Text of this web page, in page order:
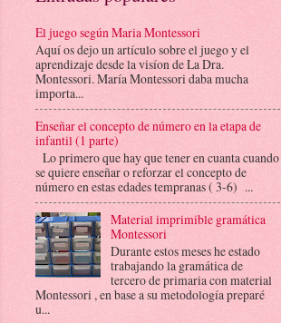
El juego según Maria Montessori
Aquí os dejo un artículo sobre el juego y el
aprendizaje desde la visíon de La Dra.
Montessori. María Montessori daba mucha
importa...
Enseñar el concepto de número en la etapa de
infantil (1 parte)
Lo primero que hay que tener en cuanta cuando
se quiere enseñar o reforzar el concepto de
número en estas edades tempranas ( 3-6) ...
Material imprimible gramática
Montessori
Durante estos meses he estado
trabajando la gramática de
tercero de primaria con material
Montessori , en base a su metodología preparé
u...